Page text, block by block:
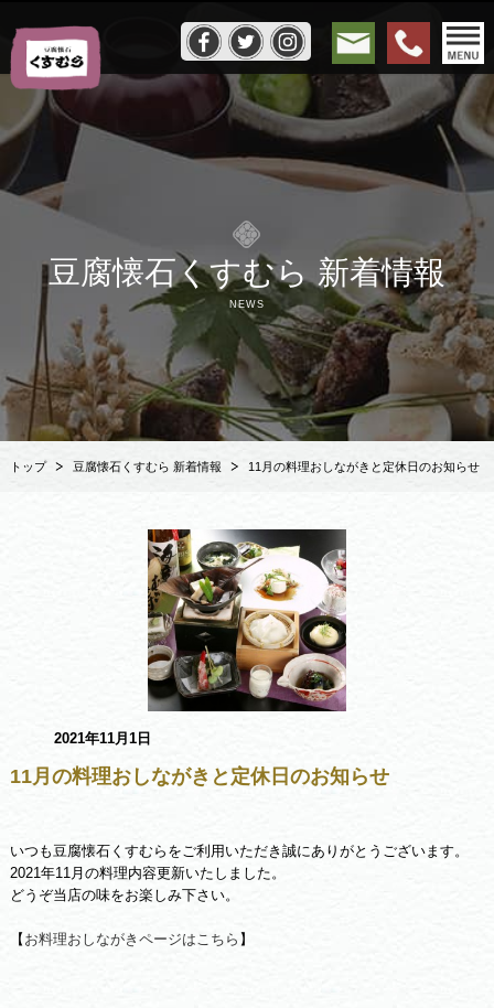
豆腐懐石くすむら 新着情報
NEWS
トップ 豆腐懐石くすむら 新着情報 11月の料理おしながきと定休日のお知らせ
2021年11月1日
11月の料理おしながきと定休日のお知らせ
いつも豆腐懐石くすむらをご利用いただき誠にありがとうございます。
2021年11月の料理内容更新いたしました。
どうぞ当店の味をお楽しみ下さい。
【 お料理おしながきページはこちら 】